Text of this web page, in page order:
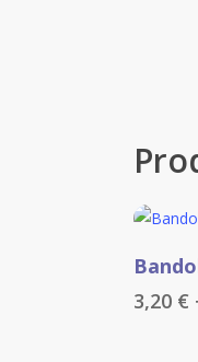
producto
tiene
3,20 €